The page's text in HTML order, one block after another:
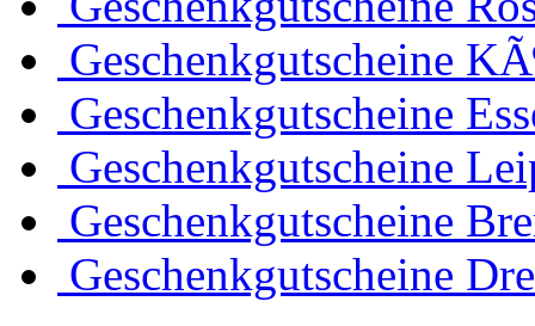
Geschenkgutscheine
Geschenkgutscheine
Geschenkgutscheine
Geschenkgutscheine
Geschenkgutscheine